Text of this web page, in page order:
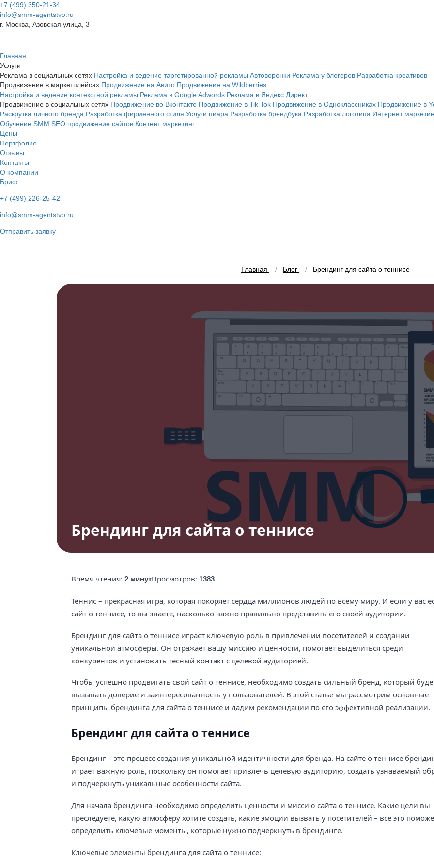
+7 (499) 350-21-34
info@smm-agentstvo.ru
г. Москва, Азовская улица, 3
Главная
Услуги
Реклама в социальных сетях Настройка и ведение таргетированной рекламы Автоворонки Реклама у блогеров Разработка креативов
Продвижение в маркетплейсах Продвижение на Авито Продвижение на Wildberries
Настройка и ведение контекстной рекламы Реклама в Google Adwords Реклама в Яндекс.Директ
Продвижение в социальных сетях Продвижение во Вконтакте Продвижение в Tik Tok Продвижение в Одноклассниках Продвижение в
Раскрутка личного бренда Разработка фирменного стиля Услуги пиара Разработка брендбука Разработка логотипа Интернет
Обучение SMM SEO продвижение сайтов Контент маркетинг
Цены
Портфолио
Отзывы
Контакты
О компании
Бриф
+7 (499) 226-25-42
info@smm-agentstvo.ru
Отправить заявку
Главная Блог Брендинг для сайта о теннисе
Брендинг для сайта о теннисе
Время чтения: 2 минутПросмотров: 1383
Теннис – прекрасная игра, которая покоряет сердца миллионов людей по всему миру. И если у вас
сайт о теннисе, то вы знаете, насколько важно правильно представить его своей аудитории.
Брендинг для сайта о теннисе играет ключевую роль в привлечении посетителей и создании
уникальной атмосферы. Он отражает вашу миссию и ценности, помогает выделиться среди
конкурентов и установить тесный контакт с целевой аудиторией.
Чтобы успешно продвигать свой сайт о теннисе, необходимо создать сильный бренд, который
вызывать доверие и заинтересованность у пользователей. В этой статье мы рассмотрим основные
принципы брендинга для сайта о теннисе и дадим рекомендации по его эффективной реализации.
Брендинг для сайта о теннисе
Брендинг – это процесс создания уникальной идентичности для бренда. На сайте о теннисе
играет важную роль, поскольку он помогает привлечь целевую аудиторию, создать узнаваемый
и подчеркнуть уникальные особенности сайта.
Для начала брендинга необходимо определить ценности и миссию сайта о теннисе. Какие цели вы
преследуете, какую атмосферу хотите создать, какие эмоции вызвать у посетителей – все это
определить ключевые моменты, которые нужно подчеркнуть в брендинге.
Ключевые элементы брендинга для сайта о теннисе: